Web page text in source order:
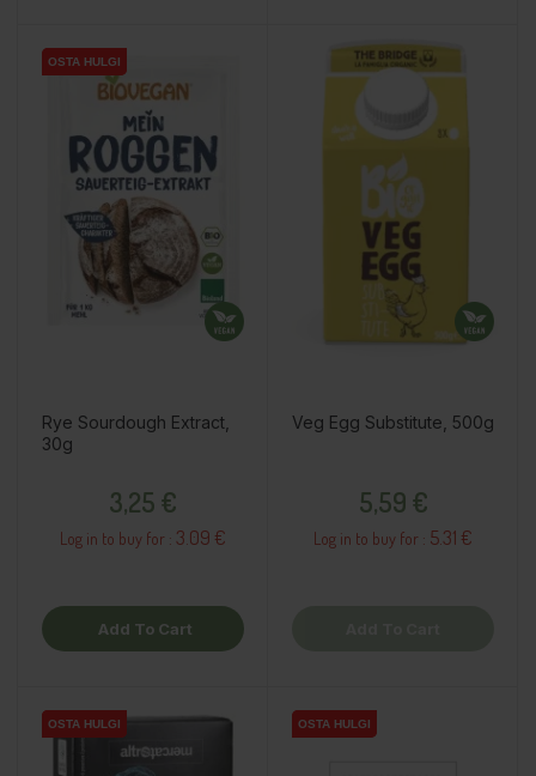
OSTA HULGI
OSTA HULGI
Rye Sourdough Extract,
30g
3,25 €
Log in to buy for : 3.09 €
Add To Cart
Veg Egg Substitute, 500g
5,59 €
Log in to buy for : 5.31 €
OSTA HULGI
OSTA HULGI
OSTA HULGI OSTA HULGI
OSTA HULGI